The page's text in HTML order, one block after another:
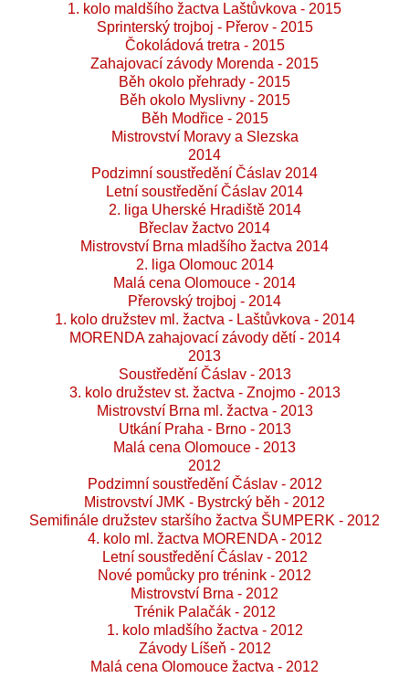
1. kolo maldšího žactva Laštůvkova - 2015
Sprinterský trojboj - Přerov - 2015
Čokoládová tretra - 2015
Zahajovací závody Morenda - 2015
Běh okolo přehrady - 2015
Běh okolo Myslivny - 2015
Běh Modřice - 2015
Mistrovství Moravy a Slezska
2014
Podzimní soustředění Čáslav 2014
Letní soustředění Čáslav 2014
2. liga Uherské Hradiště 2014
Břeclav žactvo 2014
Mistrovství Brna mladšího žactva 2014
2. liga Olomouc 2014
Malá cena Olomouce - 2014
Přerovský trojboj - 2014
1. kolo družstev ml. žactva - Laštůvkova - 2014
MORENDA zahajovací závody dětí - 2014
2013
Soustředění Čáslav - 2013
3. kolo družstev st. žactva - Znojmo - 2013
Mistrovství Brna ml. žactva - 2013
Utkání Praha - Brno - 2013
Malá cena Olomouce - 2013
2012
Podzimní soustředění Čáslav - 2012
Mistrovství JMK - Bystrcký běh - 2012
Semifinále družstev staršího žactva ŠUMPERK - 2012
4. kolo ml. žactva MORENDA - 2012
Letní soustředění Čáslav - 2012
Nové pomůcky pro trénink - 2012
Mistrovství Brna - 2012
Trénik Palačák - 2012
1. kolo mladšího žactva - 2012
Závody Líšeň - 2012
Malá cena Olomouce žactva - 2012